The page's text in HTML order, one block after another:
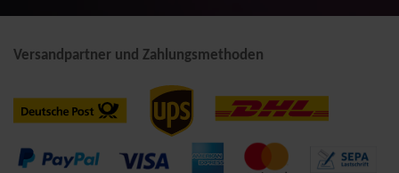
Versandpartner und Zahlungsmethoden